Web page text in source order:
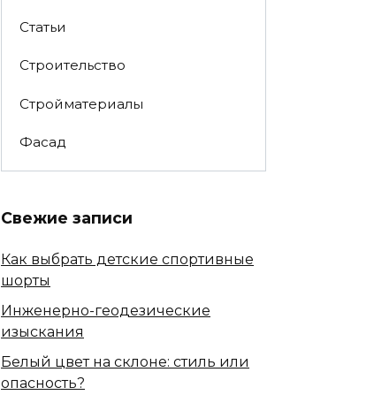
Статьи
Строительство
Стройматериалы
Фасад
Свежие записи
Как выбрать детские спортивные
шорты
Инженерно-геодезические
изыскания
Белый цвет на склоне: стиль или
опасность?